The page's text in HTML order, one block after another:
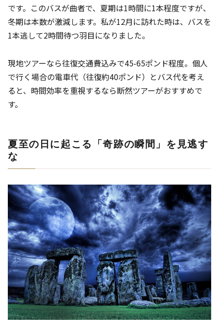
です。このバスが曲者で、夏期は1時間に1本程度ですが、
冬期は本数が激減します。私が12月に訪れた時は、バスを
1本逃して2時間待つ羽目になりました。
現地ツアーなら往復交通費込みで45-65ポンド程度。個人
で行く場合の電車代（往復約40ポンド）とバス代を考え
ると、時間効率を重視するなら断然ツアーがおすすめで
す。
夏至の日に起こる「奇跡の瞬間」を見逃す
な